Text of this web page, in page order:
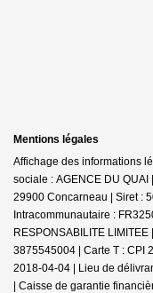
Mentions légales
Affichage des informations
sociale : AGENCE DU
29900 Concarneau | Siret :
Intracommunautaire :
RESPONSABILITE
3875545004 | Carte T : CPI
2018-04-04 | Lieu de
| Caisse de garantie